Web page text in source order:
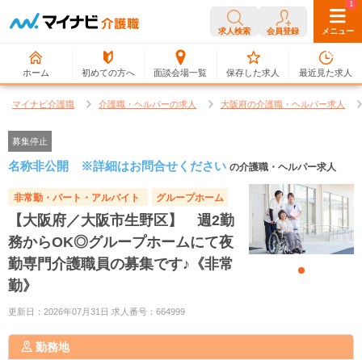
求人検索 会員登録 メニュー
ホーム 初めての方へ 面談会場一覧
0
保存した求人
1
最近見た求人
マイナビ介護職 介護職・ヘルパーの求人 大阪府の介護職・ヘルパー求人
募集停止
名称非公開 ※詳細はお問合せください の介護職・ヘルパー求人
非常勤・パート・アルバイト グループホーム
【大阪府／大阪市生野区】 週2勤
務からOK◎グループホームにて夜
勤専門介護職員の募集です♪《非常
勤》
更新日：2026年07月31日 求人番号：664999
勤務地